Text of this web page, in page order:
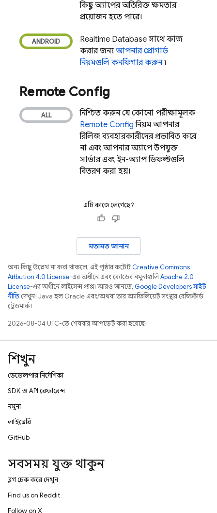
কিছু অ্যাপের অতিরিক্ত ক্ষমতার
প্রয়োজন হতে পারে।
Realtime Database সাথে কাজ
করার জন্য আপনার প্রোগার্ড
নিয়মগুলি কনফিগার করুন৷
Remote Config
নিশ্চিত করুন যে কোনো পরীক্ষামূলক
Remote Config নিয়ম আপনার
রিলিজ ব্যবহারকারীদের প্রভাবিত করে
না এবং আপনার অ্যাপে উপযুক্ত
সার্ভার এবং ইন-অ্যাপ ডিফল্টগুলি
বিতরণ করা হয়।
এটি কাজে লেগেছে?
মতামত জানান
অন্য কিছু উল্লেখ না করা থাকলে, এই পৃষ্ঠার কন্টেন্টCreative Commons
Attribution 4.0 License-এর অধীনে এবং কোডের নমুনাগুলিApache 2.0
License-এর অধীনে লাইসেন্স প্রাপ্ত। আরও জানতে,Google Developers সাইট
নীতি দেখুন। Java হল Oracle এবং/অথবা তার অ্যাফিলিয়েট সংস্থার রেজিস্টার্ড
ট্রেডমার্ক।
2026-08-04 UTC-তে শেষবার আপডেট করা হয়েছে।
শিখুন
ডেভেলপার নির্দেশিকা
SDK ও API রেফারেন্স
নমুনা
লাইব্রেরি
GitHub
সবসময় যুক্ত থাকুন
ব্লগ চেক করে দেখুন
Find us on Reddit
Follow on X